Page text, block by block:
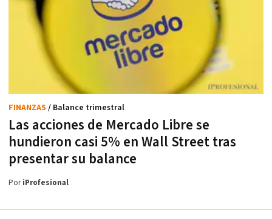
Las acciones de Mercado Libre se
hundieron casi 5% en Wall Street tras
presentar su balance
FINANZAS / Balance trimestral
PoriProfesional